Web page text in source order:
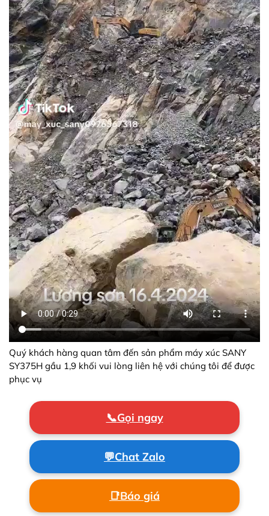
Quý khách hàng quan tâm đến sản phẩm máy xúc SANY
SY375H gầu 1,9 khối vui lòng liên hệ với chúng tôi để được
phục vụ
📞Gọi ngay
💬Chat Zalo
📑Báo giá